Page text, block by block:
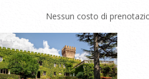
Nessun costo di